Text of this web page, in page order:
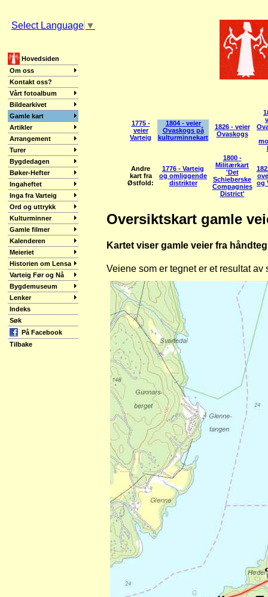
Hovedsiden
Om oss
Kontakt oss?
Vårt fotoalbum
Bildearkivet
Gamle kart
Artikler
Arrangement
Turer
Bygdedagen
Bøker-Hefter
Ingaheftet
Inga fra Varteig
Ord og uttrykk
Kulturminner
Gamle filmer
Kalenderen
Meieriet
Historien om Lensa
Varteig Før og Nå
Bygdemuseum
Lenker
Indeks
Søk
På Facebook
Tilbake
Select Language ▼
1775 -
veier
Varteig
1804 - veier
Ovaskogs på
kulturminnekart
1826 - veier
Ovaskogs
Andre
kart fra
Østfold:
1776 - Varteig
og omliggende
distrikter
1800 -
Militærkart
'Det
Schieberske
Compagnies
District'
og
Oversiktskart gamle
Kartet viser gamle veier fra
Veiene som er tegnet er et resultat